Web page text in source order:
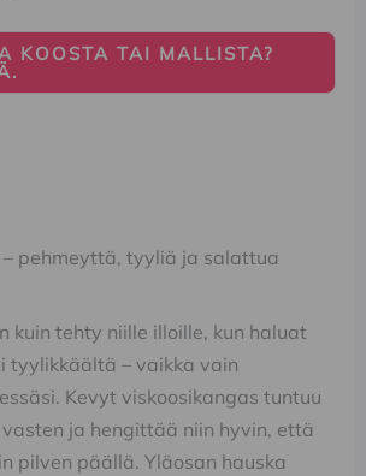
KOOSTA TAI MALLISTA?
pehmeyttä, tyyliä ja salattua
kuin tehty niille illoille, kun haluat
tyylikkäältä – vaikka vain
Kevyt viskoosikangas tuntuu
ja hengittää niin hyvin, että
pilven päällä. Yläosan hauska